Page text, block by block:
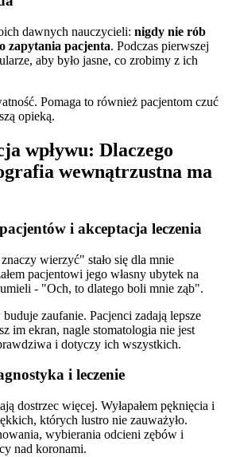
dawnych nauczycieli: nigdy nie rób
zapytania pacjenta. Podczas pierwszej
aby było jasne, co zrobimy z ich
Pomaga to również pacjentom czuć
opieką.
wpływu: Dlaczego
wewnątrzustna ma
i akceptacja leczenia
wierzyć" stało się dla mnie
pacjentowi jego własny ubytek na
- "Och, to dlatego boli mnie ząb".
zaufanie. Pacjenci zadają lepsze
im ekran, nagle stomatologia nie jest
i dotyczy ich wszystkich.
i leczenie
dostrzec więcej. Wyłapałem pęknięcia i
których lustro nie zauważyło.
wybierania odcieni zębów i
nad koronami.